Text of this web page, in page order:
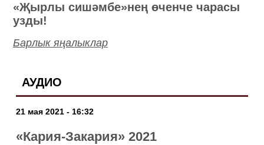
«Җырлы сишәмбе»нең өченче чарасы
узды!
Барлык яңалыклар
АУДИО
21 мая 2021 - 16:32
«Кария-Закария» 2021